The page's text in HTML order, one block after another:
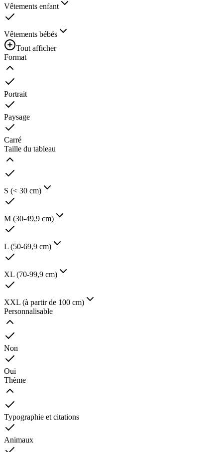
Vêtements enfant
Vêtements bébés
Tout afficher
Format
Portrait
Paysage
Carré
Taille du tableau
S (< 30 cm)
M (30-49,9 cm)
L (50-69,9 cm)
XL (70-99,9 cm)
XXL (à partir de 100 cm)
Personnalisable
Non
Oui
Thème
Typographie et citations
Animaux